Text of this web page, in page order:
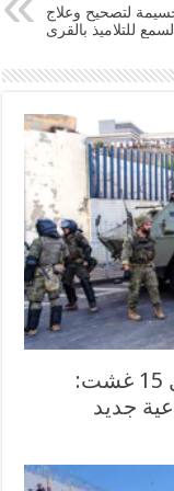
لتصحيح وعلاج
للتلاميذ بالقرى
استنفار غير مسبوق في سبتة قبل 15 غشت:
جديد